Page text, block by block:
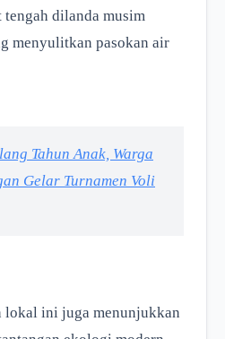
tengah dilanda musim
menyulitkan pasokan air
Tahun Anak, Warga
Gelar Turnamen Voli
ini juga menunjukkan